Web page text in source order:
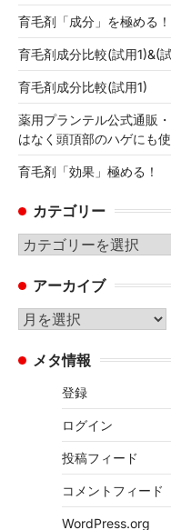
育毛剤「成分」を極める！
育毛剤成分比較(試用1)&(
育毛剤成分比較(試用1)
薬用プランテル公式通販
はなく頭頂部のハゲにも
育毛剤「効果」極める！
カテゴリー
カ
ゴ
リ
ー
アーカイブ
ア
カ メタ情報
登録
ログイン
投稿フィード
コメントフィード
WordPress.org